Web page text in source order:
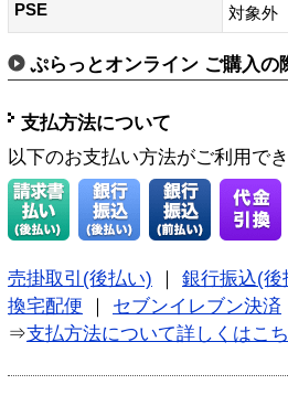
PSE
対象外
ぷらっとオンライン ご購入の
支払方法について
以下のお支払い方法がご利用で
売掛取引(後払い) ｜ 銀行振込(後
換宅配便 ｜ セブンイレブン決済
⇒支払方法について詳しくはこ